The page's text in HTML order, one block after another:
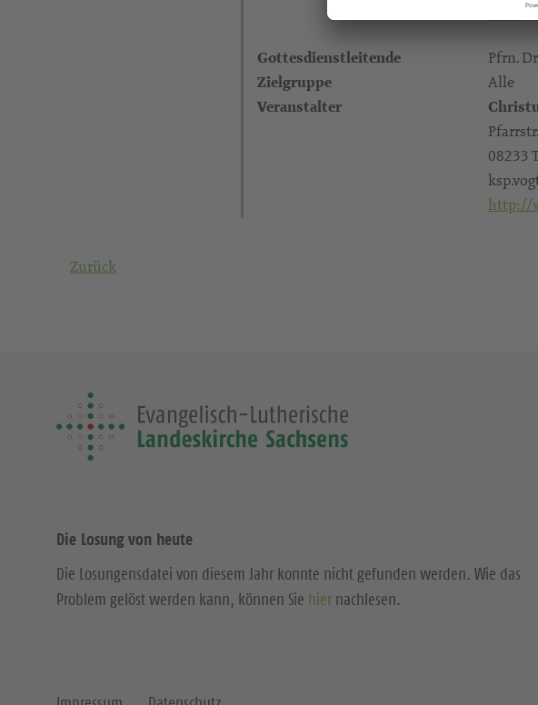
Gottesdienstleitende Pfrn.
Zielgruppe Alle
Veranstalter
08233
http://
Zurück
Die Losung von heute
Die Losungensdatei von diesem Jahr konnte nicht gefunden werden. Wie das
Problem gelöst werden kann, können Sie hier nachlesen.